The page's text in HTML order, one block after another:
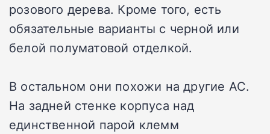
розового дерева. Кроме того, есть
обязательные варианты с черной или
белой полуматовой отделкой.
В остальном они похожи на другие АС.
На задней стенке корпуса над
единственной парой клемм